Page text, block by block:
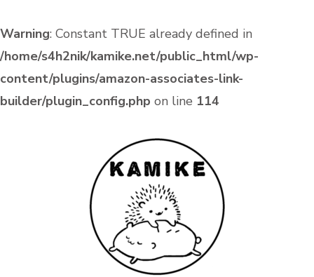
Warning: Constant TRUE already defined in
/home/s4h2nik/kamike.net/public_html/wp-
content/plugins/amazon-associates-link-
builder/plugin_config.php on line 114